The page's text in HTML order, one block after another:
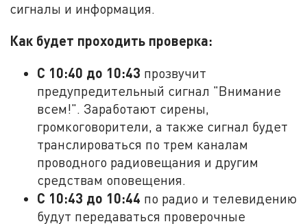
сигналы и информация.
Как будет проходить проверка:
С 10:40 до 10:43 прозвучит
предупредительный сигнал "Внимание
всем!". Заработают сирены,
громкоговорители, а также сигнал будет
транслироваться по трем каналам
проводного радиовещания и другим
средствам оповещения.
С 10:43 до 10:44 по радио и телевидению
будут передаваться проверочные